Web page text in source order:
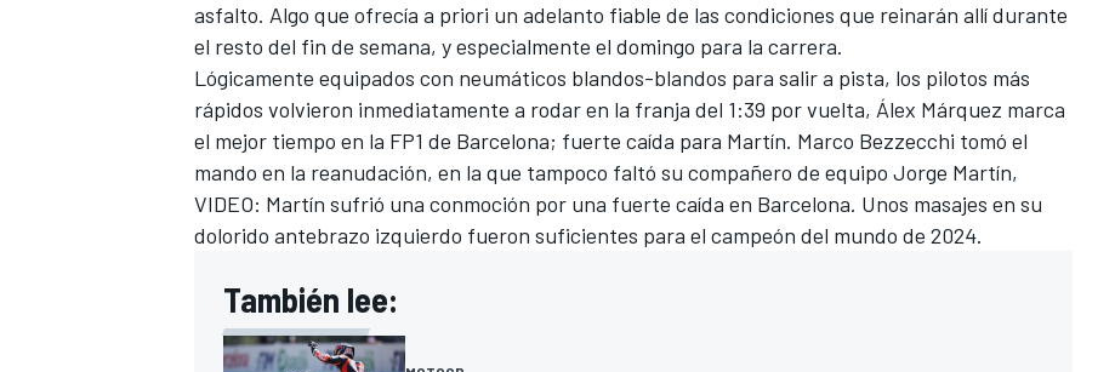
asfalto. Algo que ofrecía a priori un adelanto fiable de las condiciones que reinarán allí durante
el resto del fin de semana, y especialmente el domingo para la carrera.
Lógicamente equipados con neumáticos blandos-blandos para salir a pista, los pilotos más
rápidos volvieron inmediatamente a rodar en la franja del 1:39 por vuelta, Álex Márquez marca
el mejor tiempo en la FP1 de Barcelona; fuerte caída para Martín. Marco Bezzecchi tomó el
mando en la reanudación, en la que tampoco faltó su compañero de equipo Jorge Martín,
VIDEO: Martín sufrió una conmoción por una fuerte caída en Barcelona. Unos masajes en su
dolorido antebrazo izquierdo fueron suficientes para el campeón del mundo de 2024.
También lee: